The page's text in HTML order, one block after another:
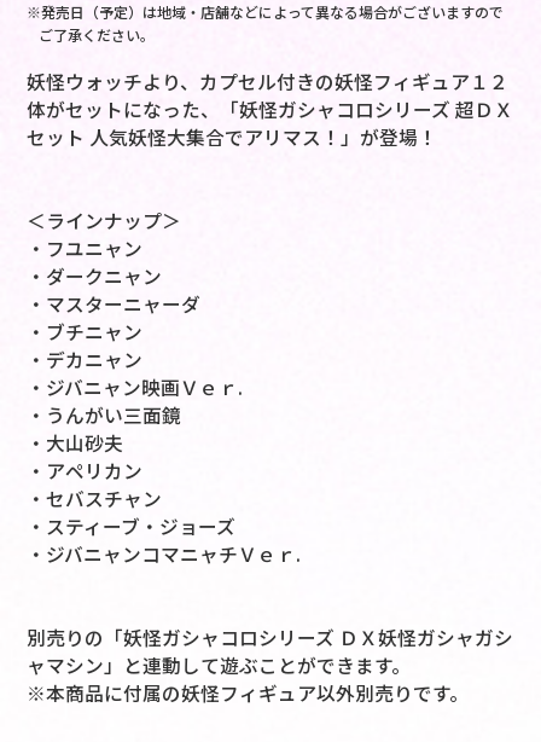
※発売日（予定）は地域・店舗などによって異なる場合がございますので
ご了承ください。
妖怪ウォッチより、カプセル付きの妖怪フィギュア１２
体がセットになった、「妖怪ガシャコロシリーズ 超ＤＸ
セット 人気妖怪大集合でアリマス！」が登場！
＜ラインナップ＞
・フユニャン
・ダークニャン
・マスターニャーダ
・ブチニャン
・デカニャン
・ジバニャン映画Ｖｅｒ.
・うんがい三面鏡
・大山砂夫
・アペリカン
・セバスチャン
・スティーブ・ジョーズ
・ジバニャンコマニャチＶｅｒ.
別売りの「妖怪ガシャコロシリーズ ＤＸ妖怪ガシャガシ
ャマシン」と連動して遊ぶことができます。
※本商品に付属の妖怪フィギュア以外別売りです。